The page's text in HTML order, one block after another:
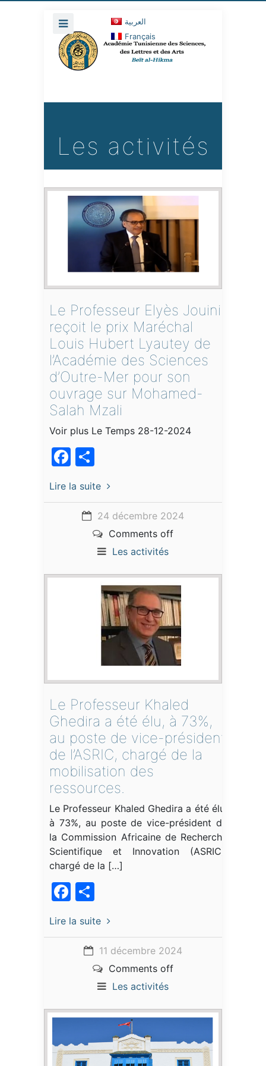
العربية
Français
Les activités
Le Professeur Elyès Jouini
reçoit le prix Maréchal
Louis Hubert Lyautey de
l’Académie des Sciences
d’Outre-Mer pour son
ouvrage sur Mohamed-
Salah Mzali
Voir plus Le Temps 28-12-2024
Facebook
Lire la suite
24 décembre 2024
Comments off
Les activités
Le Professeur Khaled
Ghedira a été élu, à 73%,
au poste de vice-président
de l’ASRIC, chargé de la
mobilisation des
ressources.
Le Professeur Khaled Ghedira a été élu,
à 73%, au poste de vice-président de
la Commission Africaine de Recherche
Scientifique et Innovation (ASRIC),
chargé de la […]
Facebook
Lire la suite
11 décembre 2024
Comments off
Les activités